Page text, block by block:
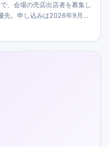
、会場の売店出店者を募集し
先。申し込みは2026年9月2